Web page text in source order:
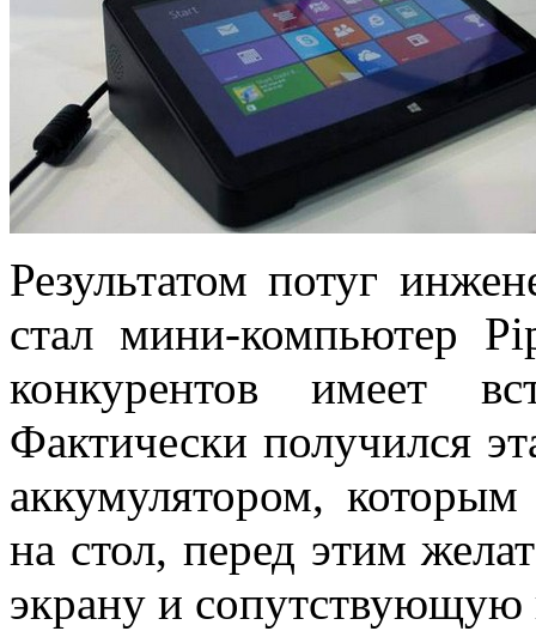
Результатом потуг
стал мини-компьютер
конкурентов имеет
Фактически получился
аккумулятором,
на стол, перед этим
экрану и